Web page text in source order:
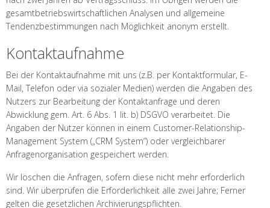
gesamtbetriebswirtschaftlichen Analysen und allgemeine
Tendenzbestimmungen nach Möglichkeit anonym erstellt.
Kontaktaufnahme
Bei der Kontaktaufnahme mit uns (z.B. per Kontaktformular, E-
Mail, Telefon oder via sozialer Medien) werden die Angaben des
Nutzers zur Bearbeitung der Kontaktanfrage und deren
Abwicklung gem. Art. 6 Abs. 1 lit. b) DSGVO verarbeitet. Die
Angaben der Nutzer können in einem Customer-Relationship-
Management System („CRM System“) oder vergleichbarer
Anfragenorganisation gespeichert werden.
Wir löschen die Anfragen, sofern diese nicht mehr erforderlich
sind. Wir überprüfen die Erforderlichkeit alle zwei Jahre; Ferner
gelten die gesetzlichen Archivierungspflichten.